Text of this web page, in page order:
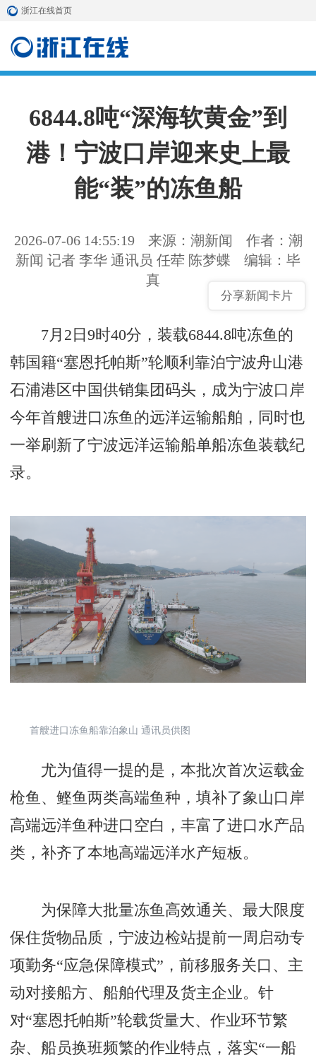
浙江在线首页
6844.8吨“深海软黄金”到
港！宁波口岸迎来史上最
能“装”的冻鱼船
2026-07-06 14:55:19 来源：潮新闻
作者：潮
新闻 ​记者 李华 通讯员 任荦 陈梦蝶
编辑：毕
真
分享新闻卡片
7月2日9时40分，装载6844.8吨冻鱼的
韩国籍“塞恩托帕斯”轮顺利靠泊宁波舟山港
石浦港区中国供销集团码头，成为宁波口岸
今年首艘进口冻鱼的远洋运输船舶，同时也
一举刷新了宁波远洋运输船单船冻鱼装载纪
录。
首艘进口冻鱼船靠泊象山 通讯员供图
尤为值得一提的是，本批次首次运载金
枪鱼、鲣鱼两类高端鱼种，填补了象山口岸
高端远洋鱼种进口空白，丰富了进口水产品
类，补齐了本地高端远洋水产短板。
为保障大批量冻鱼高效通关、最大限度
保住货物品质，宁波边检站提前一周启动专
项勤务“应急保障模式”，前移服务关口、主
动对接船方、船舶代理及货主企业。针
对“塞恩托帕斯”轮载货量大、作业环节繁
杂、船员换班频繁的作业特点，落实“一船